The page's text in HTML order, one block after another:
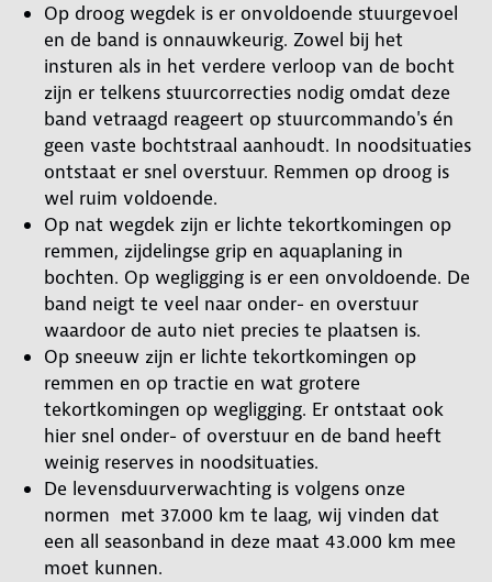
Op droog wegdek is er onvoldoende stuurgevoel
en de band is onnauwkeurig. Zowel bij het
insturen als in het verdere verloop van de bocht
zijn er telkens stuurcorrecties nodig omdat deze
band vetraagd reageert op stuurcommando's én
geen vaste bochtstraal aanhoudt. In noodsituaties
ontstaat er snel overstuur. Remmen op droog is
wel ruim voldoende.
Op nat wegdek zijn er lichte tekortkomingen op
remmen, zijdelingse grip en aquaplaning in
bochten. Op wegligging is er een onvoldoende. De
band neigt te veel naar onder- en overstuur
waardoor de auto niet precies te plaatsen is.
Op sneeuw zijn er lichte tekortkomingen op
remmen en op tractie en wat grotere
tekortkomingen op wegligging. Er ontstaat ook
hier snel onder- of overstuur en de band heeft
weinig reserves in noodsituaties.
De levensduurverwachting is volgens onze
normen met 37.000 km te laag, wij vinden dat
een all seasonband in deze maat 43.000 km mee
moet kunnen.